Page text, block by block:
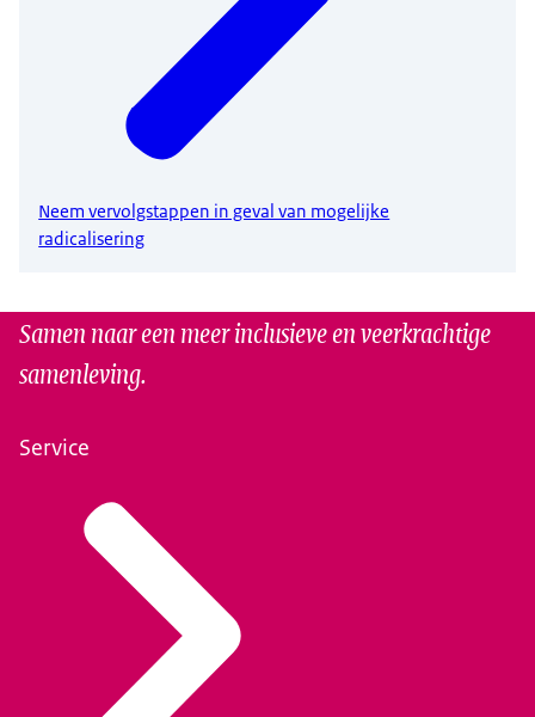
Neem vervolgstappen in geval van mogelijke
radicalisering
Samen naar een meer inclusieve en veerkrachtige
samenleving.
Service